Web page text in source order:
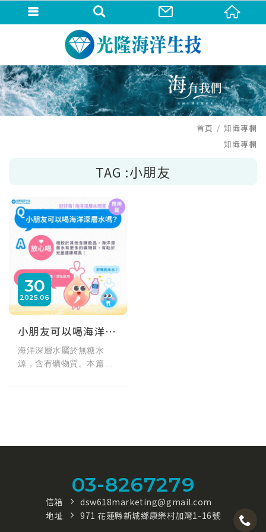
首頁 知識專欄
TAG :小朋友
知識專欄
30
06
2025
小朋友可以喝海洋深層水嗎？
海洋深層水屬於無糖水
源，含有礦物質。本篇整
03-8267279
信箱
dsw618marketing@gmail.com
地址
971 花蓮縣新城鄉康樂村加灣1-16號